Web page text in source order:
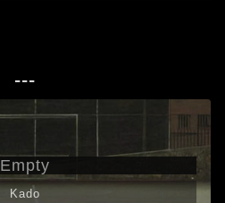
---
Empty
Kado